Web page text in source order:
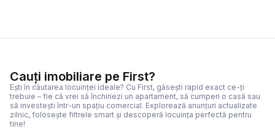
Cauți imobiliare pe First?
Ești în căutarea locuinței ideale? Cu First, găsești rapid exact ce-ți
trebuie – fie că vrei să închiriezi un apartament, să cumperi o casă sau
să investești într-un spațiu comercial. Explorează anunțuri actualizate
zilnic, folosește filtrele smart și descoperă locuința perfectă pentru
tine!